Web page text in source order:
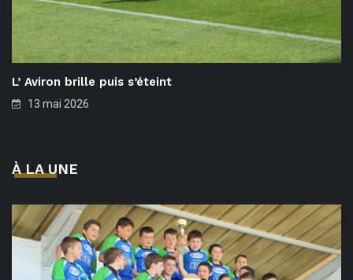
L’ Aviron brille puis s’éteint
13 mai 2026
À LA UNE